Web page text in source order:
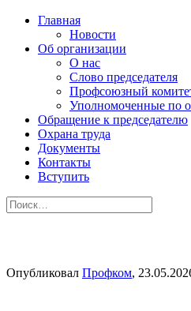
Главная
Новости
Об организации
О нас
Слово председателя
Профсоюзный
Уполномоченные по
Обращение к председателю
Охрана труда
Документы
Контакты
Вступить
Опубликовал Профком,